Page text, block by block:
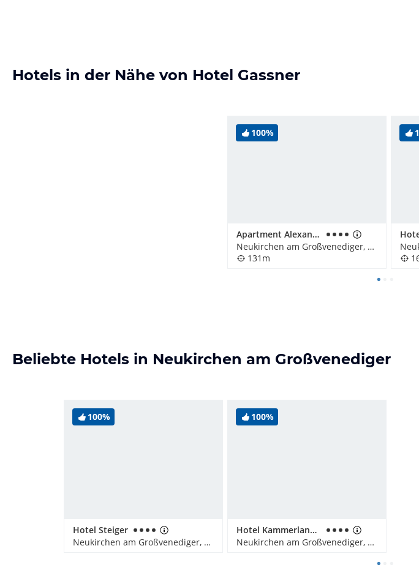
Hotels in der Nähe von Hotel Gassner
100%
Apartment Alexandra
Neukirchen am Großvenediger, Österreich
131m
Beliebte Hotels in Neukirchen am Großvenediger
100%
Hotel Steiger
Neukirchen am Großvenediger, Österreich
100%
Hotel Kammerlander
Neukirchen am Großvenediger, Österreich